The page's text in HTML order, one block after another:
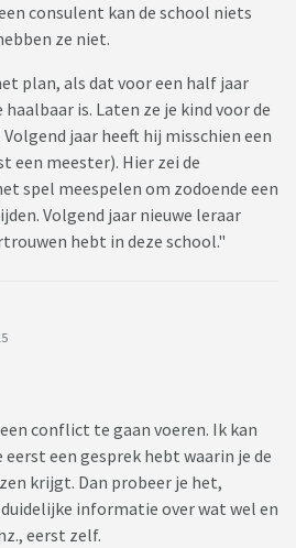
consulent kan de school niets
ze niet.
plan, als dat voor een half jaar
is. Laten ze je kind voor de
jaar heeft hij misschien een
een meester). Hier zei de
spel meespelen om zodoende een
Volgend jaar nieuwe leraar
hebt in deze school."
conflict te gaan voeren. Ik kan
een gesprek hebt waarin je de
krijgt. Dan probeer je het,
informatie over wat wel en
eerst zelf.